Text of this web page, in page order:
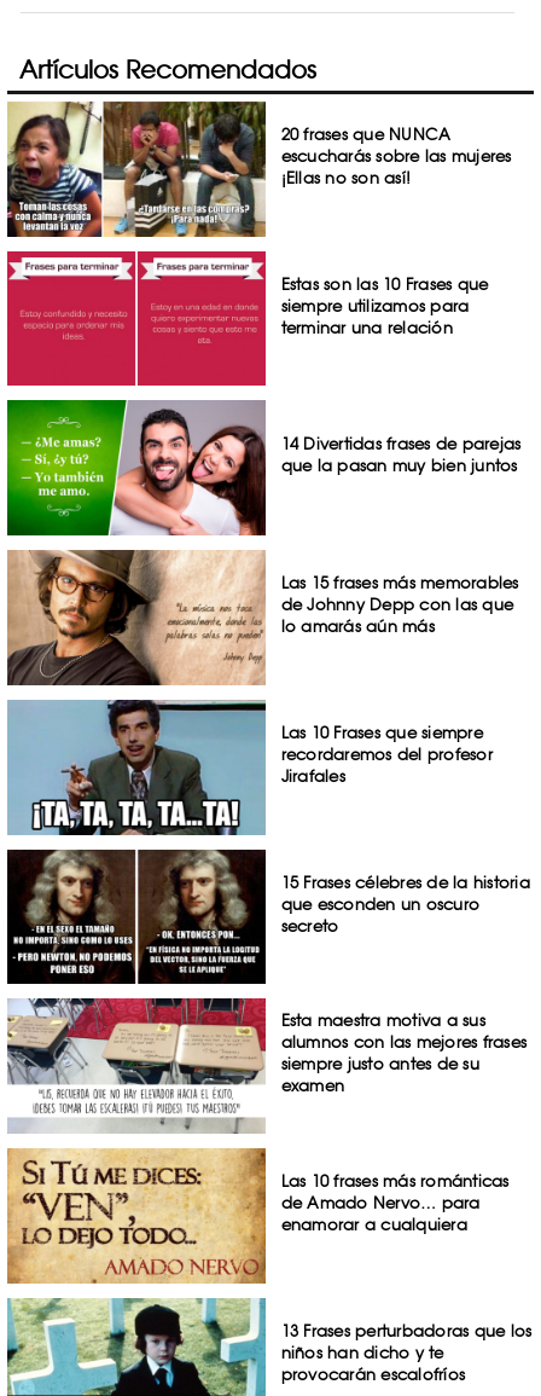
Artículos Recomendados
20 frases que NUNCA
escucharás sobre las mujeres
¡Ellas no son así!
Estas son las 10 Frases que
siempre utilizamos para
terminar una relación
14 Divertidas frases de parejas
que la pasan muy bien juntos
Las 15 frases más memorables
de Johnny Depp con las que
lo amarás aún más
Las 10 Frases que siempre
recordaremos del profesor
Jirafales
15 Frases célebres de la historia
que esconden un oscuro
secreto
Esta maestra motiva a sus
alumnos con las mejores frases
siempre justo antes de su
examen
Las 10 frases más románticas
de Amado Nervo… para
enamorar a cualquiera
13 Frases perturbadoras que los
niños han dicho y te
provocarán escalofríos